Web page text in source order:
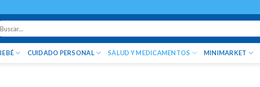
CUIDADO PERSONAL SALUD Y MEDICAMENTOS MINIMARKET